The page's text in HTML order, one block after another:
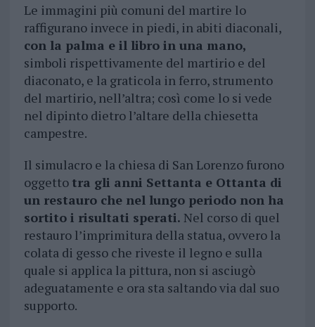
Le immagini più comuni del martire lo
raffigurano invece in piedi, in abiti diaconali,
con la palma e il libro in una mano,
simboli rispettivamente del martirio e del
diaconato, e la graticola in ferro, strumento
del martirio, nell’altra; così come lo si vede
nel dipinto dietro l’altare della chiesetta
campestre.
Il simulacro e la chiesa di San Lorenzo furono
oggetto tra gli anni Settanta e Ottanta di
un restauro che nel lungo periodo non ha
sortito i risultati sperati. Nel corso di quel
restauro l’imprimitura della statua, ovvero la
colata di gesso che riveste il legno e sulla
quale si applica la pittura, non si asciugò
adeguatamente e ora sta saltando via dal suo
supporto.